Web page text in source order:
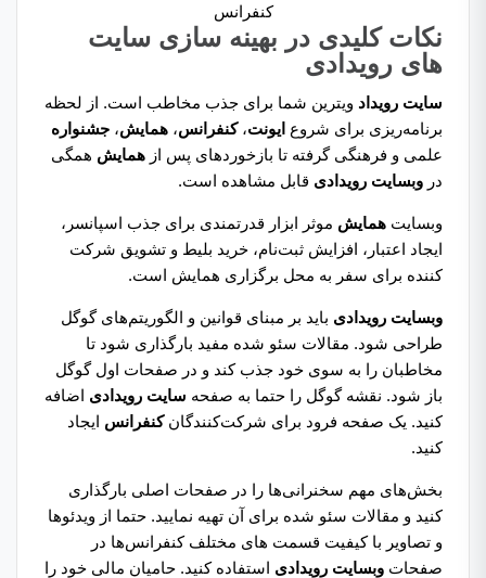
کنفرانس
نکات کلیدی در بهینه سازی سایت‌
های رویدادی
سایت رویداد ویترین شما برای جذب مخاطب است. از لحظه
برنامه‌ریزی برای شروع ایونت،کنفرانس، همایش، جشنواره
علمی و فرهنگی گرفته تا بازخوردهای پس از همایش همگی
در وبسایت رویدادی قابل مشاهده است.
وبسایت همایش موثر ابزار قدرتمندی برای جذب اسپانسر،
ایجاد اعتبار، افزایش ثبت‌نام، خرید بلیط و تشویق شرکت
کننده برای سفر به محل برگزاری همایش است.
وبسایت رویدادی باید بر مبنای قوانین و الگوریتم‌های گوگل
طراحی شود. مقالات سئو شده مفید بارگذاری شود تا
مخاطبان را به سوی خود جذب کند و در صفحات اول گوگل
باز شود. نقشه گوگل را حتما به صفحه سایت رویدادی اضافه
کنید. یک صفحه فرود برای شرکت‌کنندگانکنفرانس ایجاد
کنید.
بخش‌های مهم سخنرانی‌ها را در صفحات اصلی بارگذاری
کنید و مقالات سئو شده برای آن تهیه نمایید. حتما از ویدئوها
و تصاویر با کیفیت قسمت های مختلف کنفرانس‌ها در
صفحات وبسایت رویدادی استفاده کنید. حامیان مالی خود را